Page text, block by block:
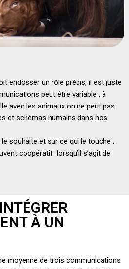
endosser un rôle précis, il est juste
peut être variable , à
avec les animaux on ne peut pas
et schémas humains dans nos
le souhaite et sur ce qui le touche .
coopératif lorsqu’il s’agit de
À UN
moyenne de trois communications